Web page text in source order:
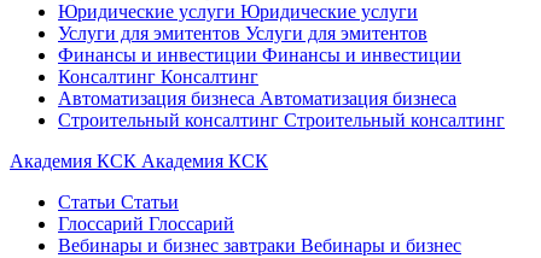
Юридические услуги Юридические услуги
Услуги для эмитентов Услуги для эмитентов
Финансы и инвестиции Финансы и инвестиции
Консалтинг Консалтинг
Автоматизация бизнеса Автоматизация бизнеса
Строительный консалтинг Строительный консалтинг
Академия КСК Академия КСК
Статьи Статьи
Глоссарий Глоссарий
Вебинары и бизнес завтраки Вебинары и бизнес